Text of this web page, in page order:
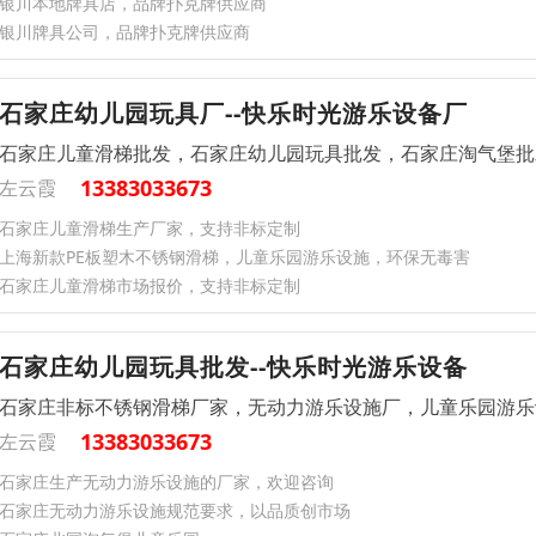
银川牌具公司，品牌扑克牌供应商
石家庄幼儿园玩具厂--快乐时光游乐设备厂
石家庄儿童滑梯批发，石家庄幼儿园玩具批发，石家庄淘气堡
左云霞
13383033673
石家庄儿童滑梯生产厂家，支持非标定制
上海新款PE板塑木不锈钢滑梯，儿童乐园游乐设施，环保无毒害
石家庄儿童滑梯市场报价，支持非标定制
石家庄幼儿园玩具批发--快乐时光游乐设备
石家庄非标不锈钢滑梯厂家，无动力游乐设施厂，儿童乐园游
左云霞
13383033673
石家庄生产无动力游乐设施的厂家，欢迎咨询
石家庄无动力游乐设施规范要求，以品质创市场